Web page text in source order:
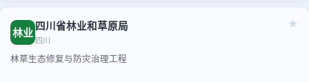
★
林业 四川省林业和草原局
四川
林草生态修复与防灾治理工程